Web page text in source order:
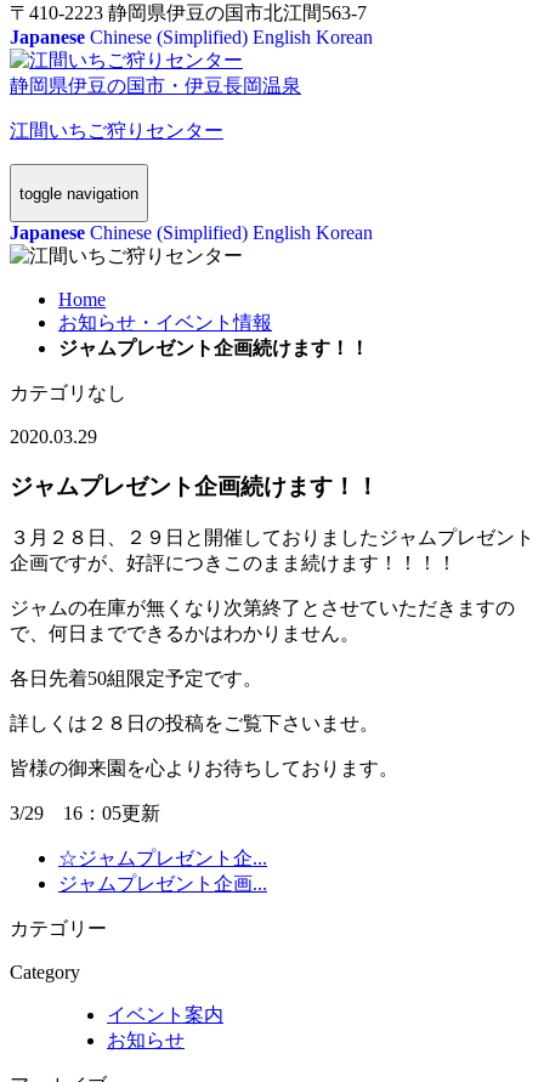
〒410-2223 静岡県伊豆の国市北江間563-7
Japanese Chinese (Simplified) English Korean
静岡県伊豆の国市・伊豆長岡温泉
江間いちご狩りセンター
toggle navigation
Japanese Chinese (Simplified) English Korean
Home
お知らせ・イベント情報
ジャムプレゼント企画続けます！！
カテゴリなし
2020.03.29
ジャムプレゼント企画続けます！！
３月２８日、２９日と開催しておりましたジャムプレゼント
企画ですが、好評につきこのまま続けます！！！！
ジャムの在庫が無くなり次第終了とさせていただきますの
で、何日までできるかはわかりません。
各日先着50組限定予定です。
詳しくは２８日の投稿をご覧下さいませ。
皆様の御来園を心よりお待ちしております。
3/29 16：05更新
☆ジャムプレゼント企...
ジャムプレゼント企画...
カテゴリー
Category
イベント案内
お知らせ